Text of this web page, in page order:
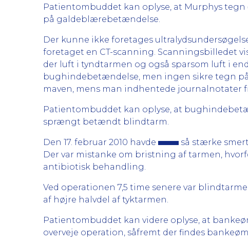
Patientombuddet kan oplyse, at Murphys
på galdeblærebetændelse.
Der kunne ikke foretages ultralydsundersøgelse
foretaget en CT-scanning. Scanningsbilledet
der luft i tyndtarmen og også sparsom luft i
bughindebetændelse, men ingen sikre tegn
maven, mens man indhentede journalnotater
Patientombuddet kan oplyse, at
sprængt betændt blindtarm.
Den 17. februar 2010 havde
så stærke
Der var mistanke om bristning af tarmen,
antibiotisk behandling.
Ved operationen 7,5 time senere var
af højre halvdel af tyktarmen.
Patientombuddet kan videre oplyse, at
overveje operation, såfremt der findes